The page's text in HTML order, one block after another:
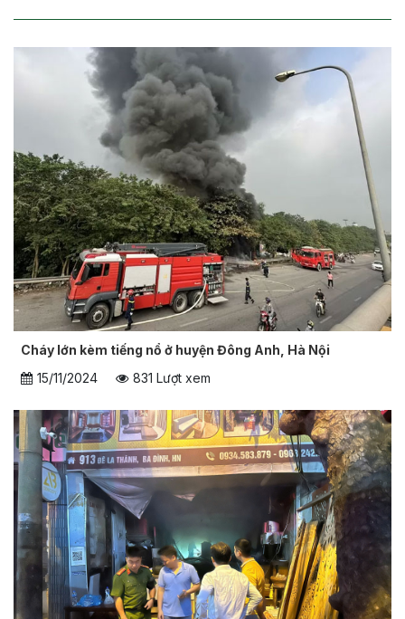
Cháy lớn kèm tiếng nổ ở huyện Đông Anh, Hà Nội
15/11/2024
831 Lượt xem